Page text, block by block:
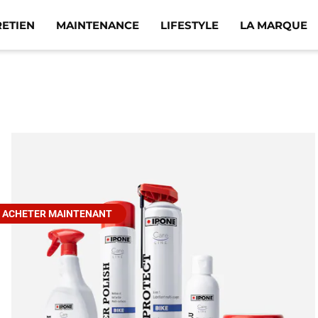
MAINTENANCE LIFESTYLE LA MARQUE
ACHETER MAINTENANT